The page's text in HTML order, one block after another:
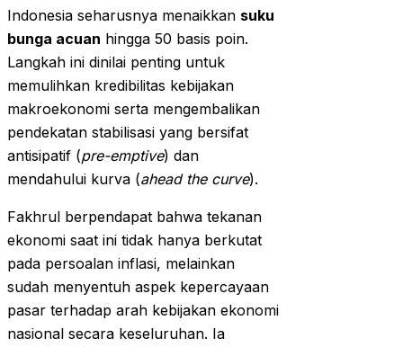
Indonesia seharusnya menaikkan suku
bunga acuan hingga 50 basis poin.
Langkah ini dinilai penting untuk
memulihkan kredibilitas kebijakan
makroekonomi serta mengembalikan
pendekatan stabilisasi yang bersifat
antisipatif (pre-emptive) dan
mendahului kurva (ahead the curve).
Fakhrul berpendapat bahwa tekanan
ekonomi saat ini tidak hanya berkutat
pada persoalan inflasi, melainkan
sudah menyentuh aspek kepercayaan
pasar terhadap arah kebijakan ekonomi
nasional secara keseluruhan. Ia